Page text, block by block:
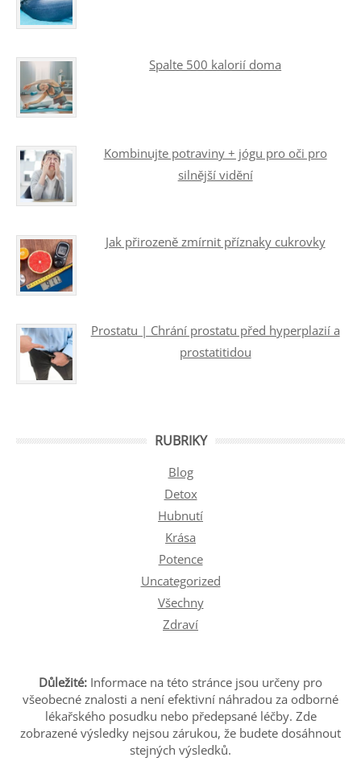
Spalte 500 kalorií doma
Kombinujte potraviny + jógu pro oči pro
silnější vidění
Jak přirozeně zmírnit příznaky cukrovky
Prostatu | Chrání prostatu před hyperplazií a
prostatitidou
RUBRIKY
Blog
Detox
Hubnutí
Krása
Potence
Uncategorized
Všechny
Zdraví
Důležité: Informace na této stránce jsou určeny pro
všeobecné znalosti a není efektivní náhradou za odborné
lékařského posudku nebo předepsané léčby. Zde
zobrazené výsledky nejsou zárukou, že budete dosáhnout
stejných výsledků.